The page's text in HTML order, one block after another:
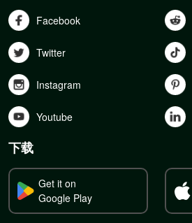
Facebook
Twitter
Instagram
Youtube
下载
Get it on
Google Play